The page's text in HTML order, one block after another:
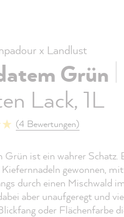
x Landlust
Grün |
Lack, 1L
(4 Bewertungen)
Grün ist ein wahrer Schatz.
Kiefernnadeln gewonnen,
durch einen Mischwald
aber unaufgeregt und
oder Flächenfarbe